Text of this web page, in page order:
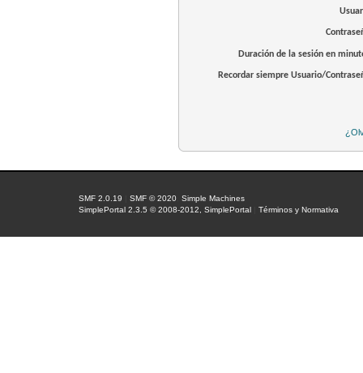
Duración de la sesión en
Recordar siempre Usuario/
SMF 2.0.19 |SMF © 2020 ,Simple Machines
SimplePortal 2.3.5 © 2008-2012, SimplePortal
|Términos y Normativa